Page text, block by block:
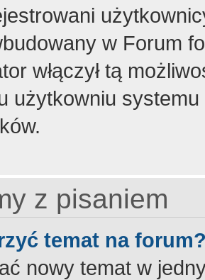
w Forum
włączył tą
użytkowniu
z pisaniem
temat na
nowy temat w